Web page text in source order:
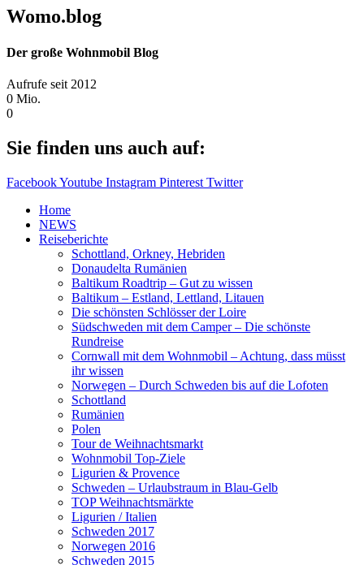
Womo.blog
Der große Wohnmobil Blog​
Aufrufe seit 2012
0 Mio.
0
Sie finden uns auch auf:
FacebookYoutube Instagram Pinterest Twitter
Home
NEWS
Reiseberichte
Schottland, Orkney, Hebriden
Donaudelta Rumänien
Baltikum Roadtrip – Gut zu wissen
Baltikum – Estland, Lettland, Litauen
Die schönsten Schlösser der Loire
Südschweden mit dem Camper – Die schönste
Rundreise
Cornwall mit dem Wohnmobil – Achtung, dass müsst
ihr wissen
Norwegen – Durch Schweden bis auf die Lofoten
Schottland
Rumänien
Polen
Tour de Weihnachtsmarkt
Wohnmobil Top-Ziele
Ligurien & Provence
Schweden – Urlaubstraum in Blau-Gelb
TOP Weihnachtsmärkte
Ligurien / Italien
Schweden 2017
Norwegen 2016
Schweden 2015